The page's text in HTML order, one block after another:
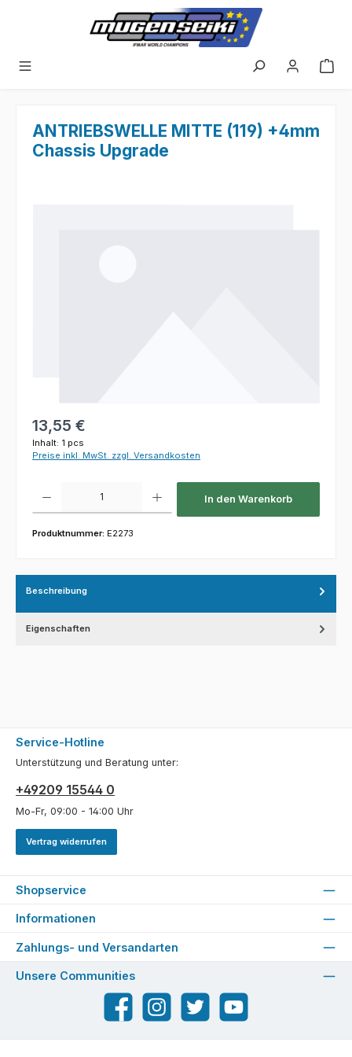
ANTRIEBSWELLE MITTE (119) +4mm
Chassis Upgrade
Regulärer Preis:
13,55 €
Inhalt: 1 pcs
Preise inkl. MwSt. zzgl. Versandkosten
In den Warenkorb
Produktnummer: E2273
Beschreibung
Eigenschaften
Service-Hotline
Unterstützung und Beratung unter:
+49209 15544 0
Mo-Fr, 09:00 - 14:00 Uhr
Vertrag widerrufen
Shopservice
Informationen
Zahlungs- und Versandarten
Unsere Communities
FacebookInstagram Twitter YouTube